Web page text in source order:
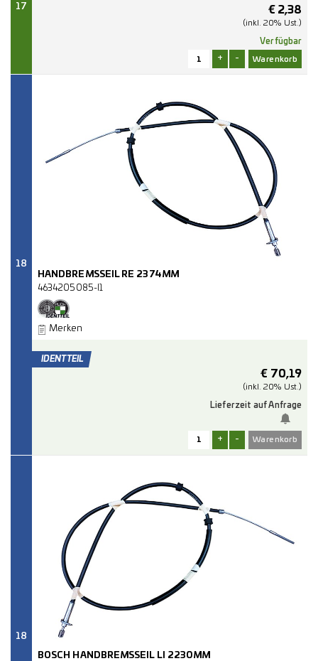
17 € 2,38
(inkl. 20% Ust.)
Verfügbar
+ -
18
HANDBREMSSEIL RE 2374MM
4634205085-I1
Merken
€ 70,19
(inkl. 20% Ust.)
Lieferzeit auf Anfrage
+ -
18
BOSCH HANDBREMSSEIL LI 2230MM